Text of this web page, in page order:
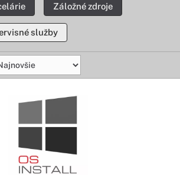
Záložné zdroje
služby